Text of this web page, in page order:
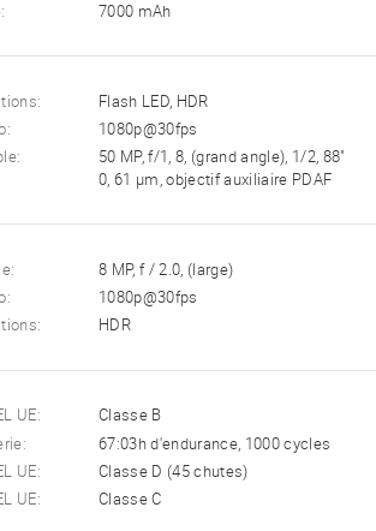
7000 mAh
Flash LED, HDR
1080p@30fps
50 MP, f/1, 8, (grand angle), 1/2, 88"
0, 61 μm, objectif auxiliaire PDAF
8 MP, f / 2.0, (large)
1080p@30fps
HDR
UE:
Classe B
67:03h d'endurance, 1000 cycles
UE:
Classe D (45 chutes)
UE:
Classe C